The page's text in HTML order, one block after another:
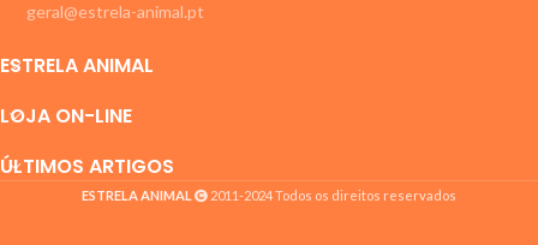
geral@estrela-animal.pt
ESTRELA ANIMAL
LOJA ON-LINE
ÚLTIMOS ARTIGOS
ESTRELA ANIMAL 2011-2024 Todos os direitos reservados